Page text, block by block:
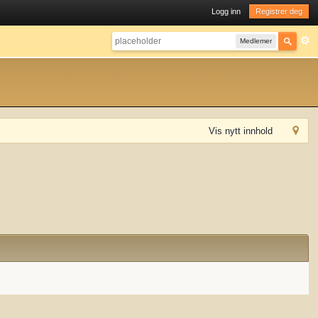
Logg inn Registrer deg
Medlemer
Vis nytt innhold